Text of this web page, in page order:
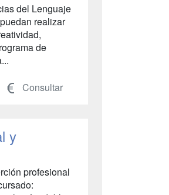
del Lenguaje
realizar
de
Consultar
y
profesional